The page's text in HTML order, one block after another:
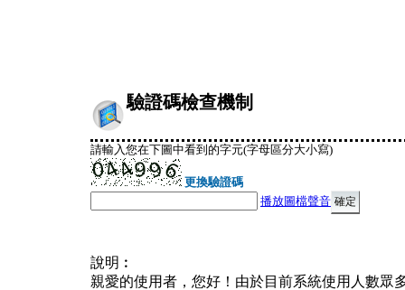
驗證碼檢查機制
請輸入您在下圖中看到的字元(字母區分大小寫)
更換驗證碼
播放圖檔聲音
說明︰
親愛的使用者，您好！由於目前系統使用人數眾